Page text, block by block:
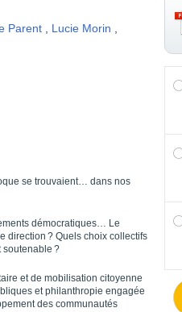
Parent Lucie Morin
se trouvaient… dans nos
démo­cratiques… Le
direction ? Quels choix collectifs
soutenable ?
et de mobili­sation citoyenne
et philanthropie engagée
des communautés